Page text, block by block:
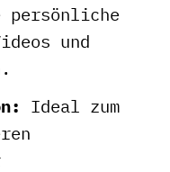
persönliche
und
Ideal zum